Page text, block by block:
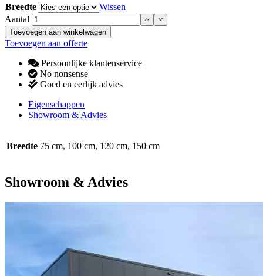
Breedte
Wissen
Aantal
Toevoegen aan winkelwagen
Toevoegen aan offerte
Persoonlijke klantenservice
No nonsense
Goed en eerlijk advies
Eigenschappen
Showroom & Advies
Breedte 75 cm, 100 cm, 120 cm, 150 cm
Showroom & Advies